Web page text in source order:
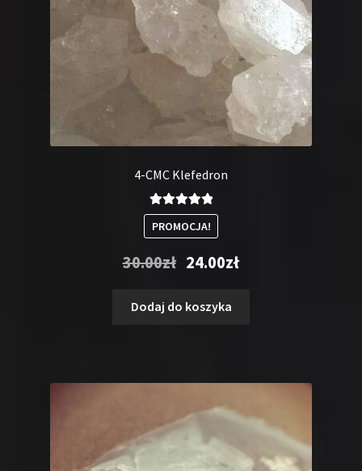
4-CMC Klefedron
Oceniono
5.00na 5
PROMOCJA!
30.00zł Pierwotna
wynosiła:
30.00zł.
24.00złAktualna
Dodaj do koszyka